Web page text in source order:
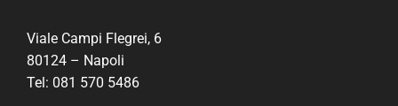
Viale Campi Flegrei, 6
80124 – Napoli
Tel: 081 570 5486